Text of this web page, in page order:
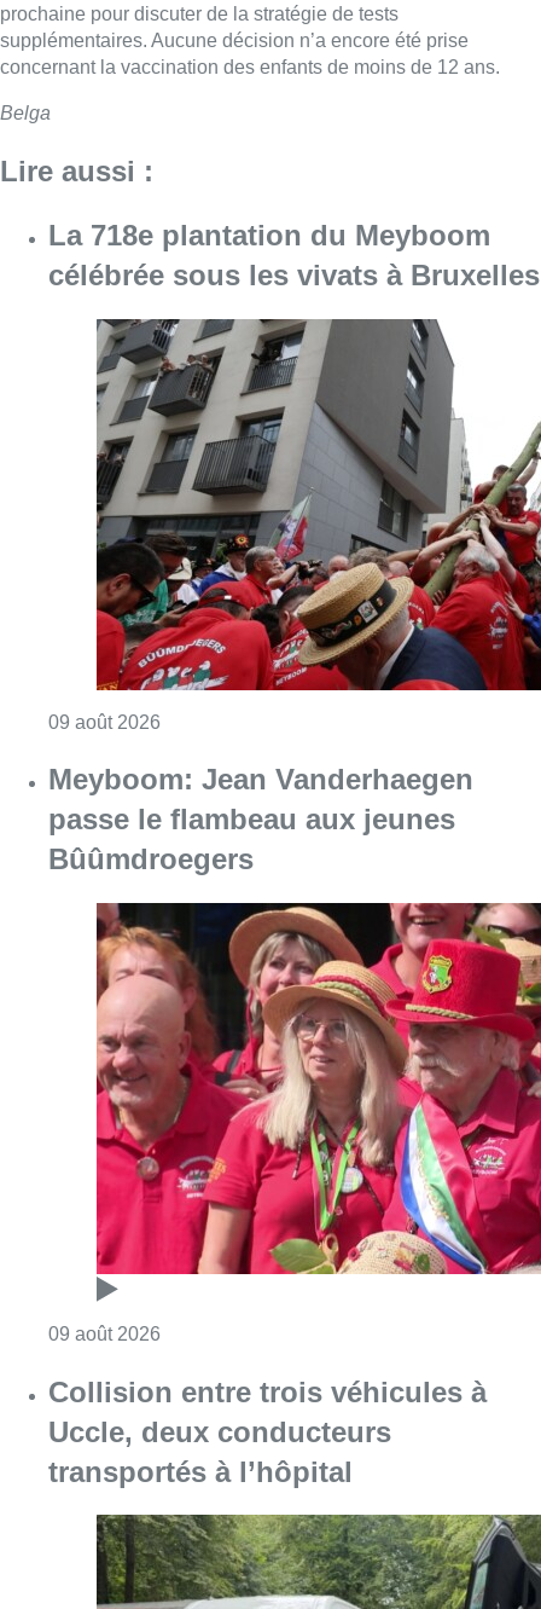
prochaine pour discuter de la stratégie de tests
supplémentaires. Aucune décision n’a encore été prise
concernant la vaccination des enfants de moins de 12 ans.
Belga
Lire aussi :
La 718e plantation du Meyboom
célébrée sous les vivats à Bruxelles
09 août 2026
Meyboom: Jean Vanderhaegen
passe le flambeau aux jeunes
Bûûmdroegers
09 août 2026
Collision entre trois véhicules à
Uccle, deux conducteurs
transportés à l’hôpital